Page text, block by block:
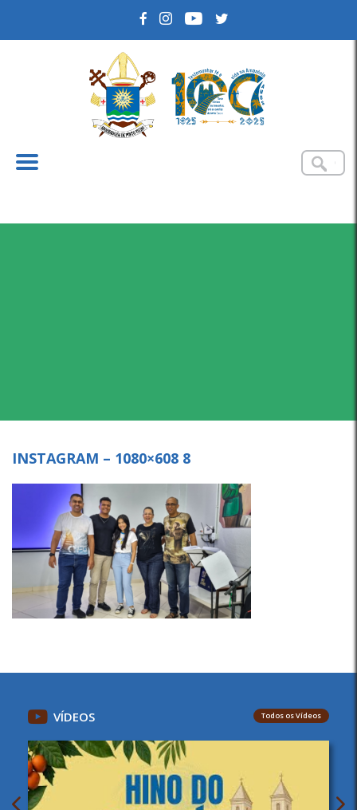
INSTAGRAM – 1080×608 8
VÍDEOS Todos os Vídeos